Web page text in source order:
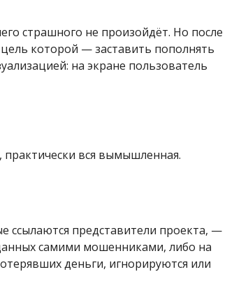
страшного не произойдёт. Но после
которой — заставить пополнять
на экране пользователь
практически вся вымышленная.
ссылаются представители проекта, —
самими мошенниками, либо на
деньги, игнорируются или